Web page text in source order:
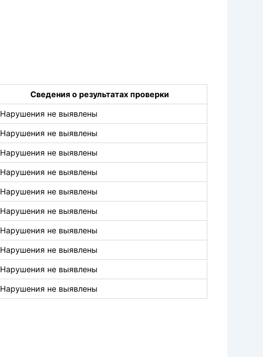
Сведения о результатах проверки
Нарушения не выявлены
Нарушения не выявлены
Нарушения не выявлены
Нарушения не выявлены
Нарушения не выявлены
Нарушения не выявлены
Нарушения не выявлены
Нарушения не выявлены
Нарушения не выявлены
Нарушения не выявлены